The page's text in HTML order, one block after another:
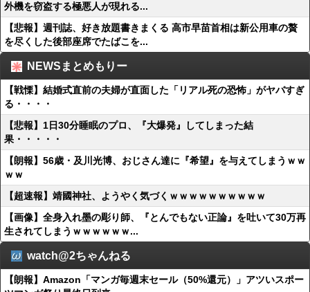
外機を窃盗する極悪人が現れる...
【悲報】週刊誌、好き放題書きまくる 高市早苗首相は新公用車の贅
を尽くした後部座席でたばこを...
NEWSまとめもりー
【戦慄】結婚式直前の夫婦が直面した「リアル死の恐怖」がヤバすぎ
る・・・・
【悲報】1日30分睡眠のプロ、『大爆発』してしまった結
果・・・・・
【朗報】56歳・及川光博、おじさん達に『希望』を与えてしまうｗｗ
ｗｗ
【超速報】靖國神社、ようやく気づくｗｗｗｗｗｗｗｗｗｗ
【画像】全身入れ墨の彫り師、『とんでもない正論』を吐いて30万再
生されてしまうｗｗｗｗｗｗ...
watch@2ちゃんねる
【朗報】Amazon「マンガ毎週末セール（50%還元）」アツいスポー